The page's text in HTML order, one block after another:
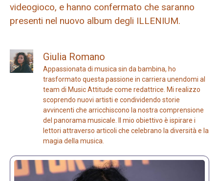
videogioco, e hanno confermato che saranno
presenti nel nuovo album degli ILLENIUM.
Giulia Romano
Appassionata di musica sin da bambina, ho
trasformato questa passione in carriera unendomi al
team di Music Attitude come redattrice. Mi realizzo
scoprendo nuovi artisti e condividendo storie
avvincenti che arricchiscono la nostra comprensione
del panorama musicale. Il mio obiettivo è ispirare i
lettori attraverso articoli che celebrano la diversità e la
magia della musica.